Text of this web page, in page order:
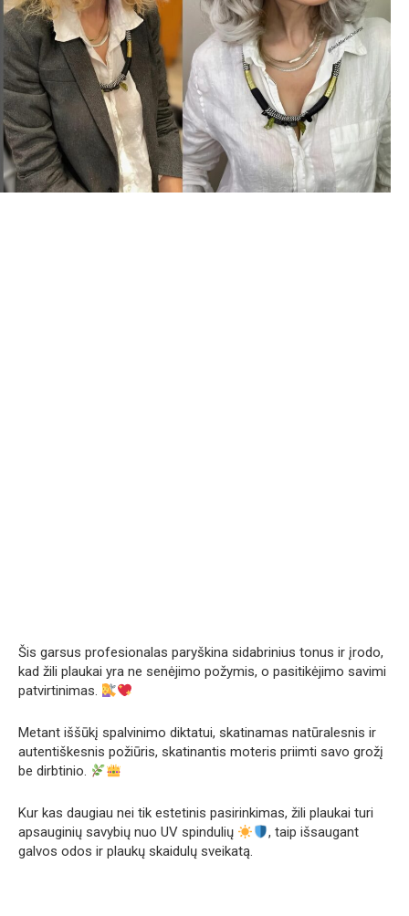
Šis garsus profesionalas paryškina sidabrinius tonus ir įrodo,
kad žili plaukai yra ne senėjimo požymis, o pasitikėjimo savimi
patvirtinimas.
Metant iššūkį spalvinimo diktatui, skatinamas natūralesnis ir
autentiškesnis požiūris, skatinantis moteris priimti savo grožį
be dirbtinio.
Kur kas daugiau nei tik estetinis pasirinkimas, žili plaukai turi
apsauginių savybių nuo UV spindulių
, taip išsaugant
galvos odos ir plaukų skaidulų sveikatą.